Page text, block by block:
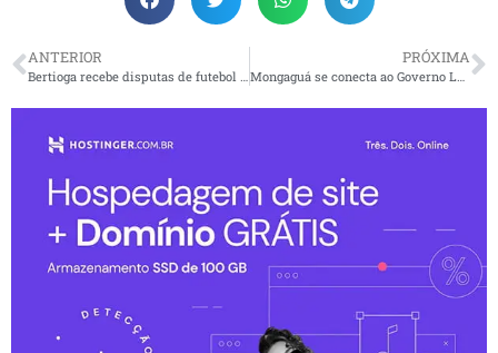
ANTERIOR PRÓXIMA
Mongaguá se conecta ao Governo Lula e avança na pauta da habitação com protagonismo feminino